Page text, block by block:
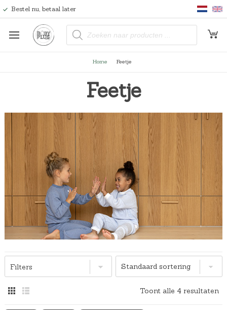
Bestel nu, betaal later
P
o
k
e
Home Feetje
Feetje
Filters
Toont alle 4 resultaten